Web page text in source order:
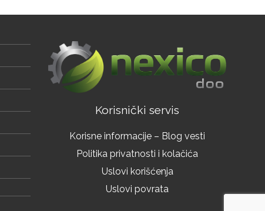
Korisnički servis
Korisne informacije – Blog vesti
Politika privatnosti i kolačića
Uslovi korišćenja
Uslovi povrata